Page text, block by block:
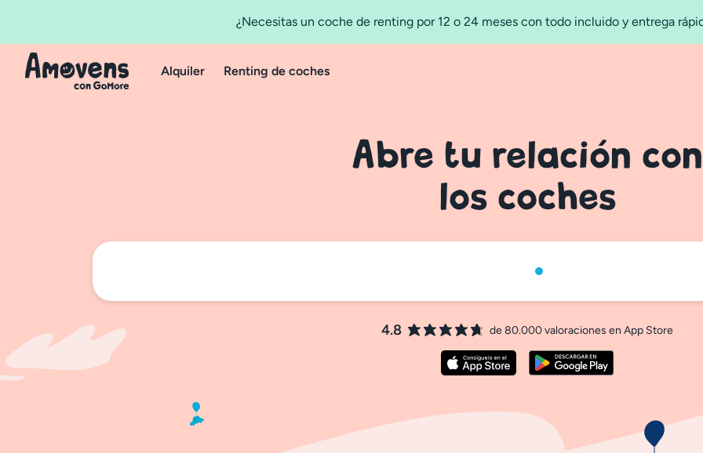
¿Necesitas un coche de renting por 12 o 24 meses con todo incluido y entrega
Alquiler Renting de coches
Abre tu relación con
los coches
4.8 de 80.000 valoraciones en App Store